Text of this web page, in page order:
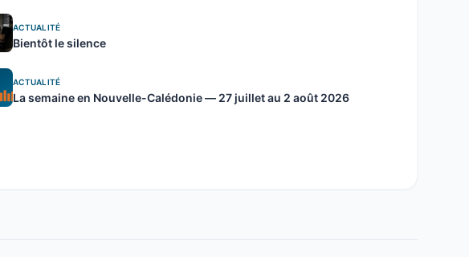
ACTUALITÉ
Bientôt le silence
ACTUALITÉ
La semaine en Nouvelle-Calédonie — 27 juillet au 2 août 2026